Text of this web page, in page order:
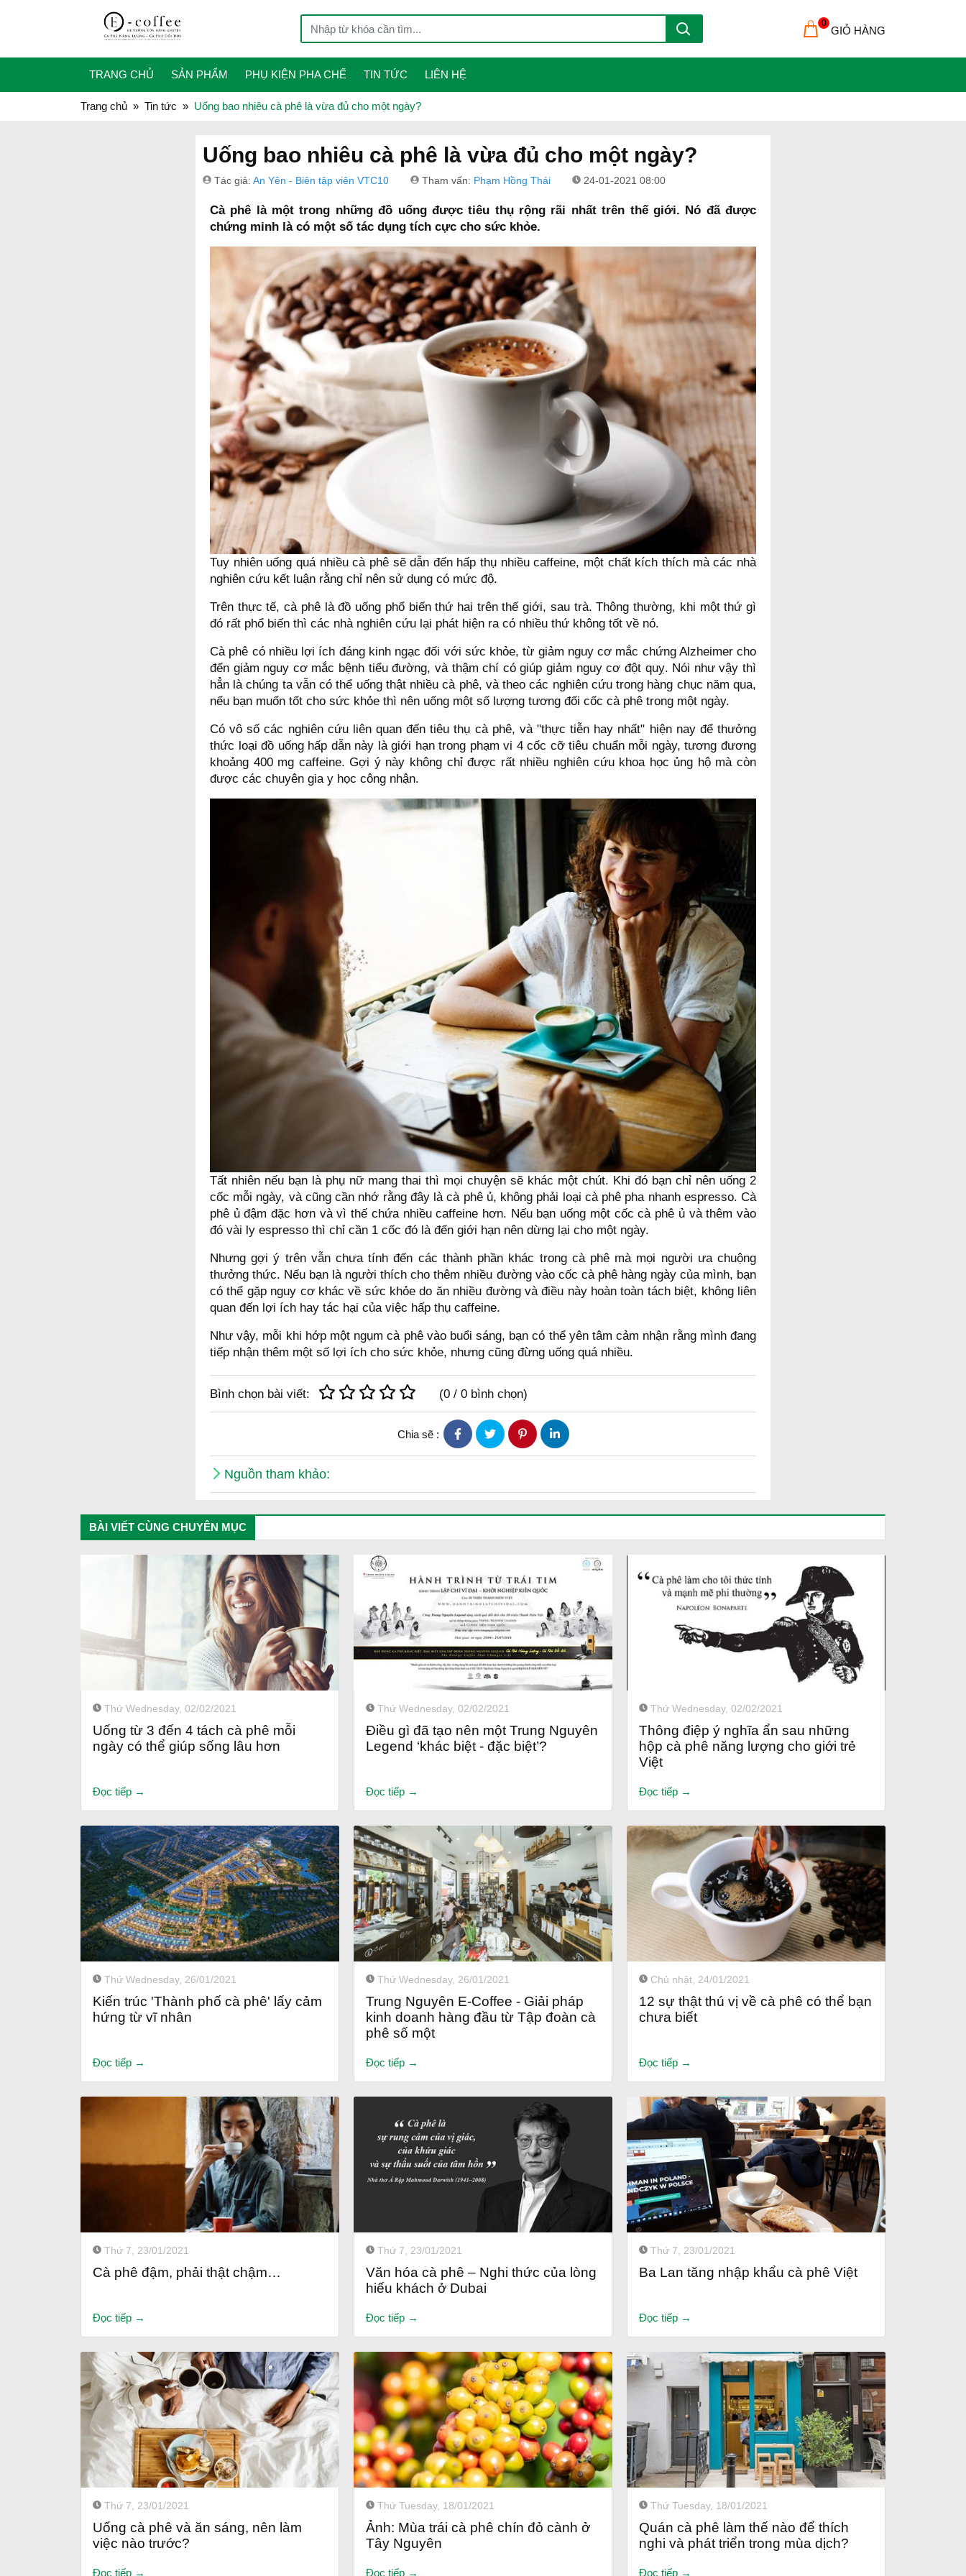
0
GIỎ HÀNG
TRANG CHỦ SẢN PHẨM PHỤ KIỆN PHA CHẾ TIN TỨC LIÊN HỆ
Trang chủ Tin tức Uống bao nhiêu cà phê là vừa đủ cho một ngày?
Uống bao nhiêu cà phê là vừa đủ cho một ngày?
Tác giả: An Yên - Biên tập viên VTC10 Tham vấn: Phạm Hồng Thái 24-01-2021 08:00
Cà phê là một trong những đồ uống được tiêu thụ rộng rãi nhất trên thế giới. Nó đã được
chứng minh là có một số tác dụng tích cực cho sức khỏe.
Tuy nhiên uống quá nhiều cà phê sẽ dẫn đến hấp thụ nhiều caffeine, một chất kích thích mà các nhà
nghiên cứu kết luận rằng chỉ nên sử dụng có mức độ.
Trên thực tế, cà phê là đồ uống phổ biến thứ hai trên thế giới, sau trà. Thông thường, khi một thứ gì
đó rất phổ biến thì các nhà nghiên cứu lại phát hiện ra có nhiều thứ không tốt về nó.
Cà phê có nhiều lợi ích đáng kinh ngạc đối với sức khỏe, từ giảm nguy cơ mắc chứng Alzheimer cho
đến giảm nguy cơ mắc bệnh tiểu đường, và thậm chí có giúp giảm nguy cơ đột quỵ. Nói như vậy thì
hẳn là chúng ta vẫn có thể uống thật nhiều cà phê, và theo các nghiên cứu trong hàng chục năm qua,
nếu bạn muốn tốt cho sức khỏe thì nên uống một số lượng tương đối cốc cà phê trong một ngày.
Có vô số các nghiên cứu liên quan đến tiêu thụ cà phê, và "thực tiễn hay nhất" hiện nay để thưởng
thức loại đồ uống hấp dẫn này là giới hạn trong phạm vi 4 cốc cỡ tiêu chuẩn mỗi ngày, tương đương
khoảng 400 mg caffeine. Gợi ý này không chỉ được rất nhiều nghiên cứu khoa học ủng hộ mà còn
được các chuyên gia y học công nhận.
Tất nhiên nếu bạn là phụ nữ mang thai thì mọi chuyện sẽ khác một chút. Khi đó bạn chỉ nên uống 2
cốc mỗi ngày, và cũng cần nhớ rằng đây là cà phê ủ, không phải loại cà phê pha nhanh espresso. Cà
phê ủ đậm đặc hơn và vì thế chứa nhiều caffeine hơn. Nếu bạn uống một cốc cà phê ủ và thêm vào
đó vài ly espresso thì chỉ cần 1 cốc đó là đến giới hạn nên dừng lại cho một ngày.
Nhưng gợi ý trên vẫn chưa tính đến các thành phần khác trong cà phê mà mọi người ưa chuộng
thưởng thức. Nếu bạn là người thích cho thêm nhiều đường vào cốc cà phê hàng ngày của mình, bạn
có thể gặp nguy cơ khác về sức khỏe do ăn nhiều đường và điều này hoàn toàn tách biệt, không liên
quan đến lợi ích hay tác hại của việc hấp thụ caffeine.
Như vậy, mỗi khi hớp một ngụm cà phê vào buổi sáng, bạn có thể yên tâm cảm nhận rằng mình đang
tiếp nhận thêm một số lợi ích cho sức khỏe, nhưng cũng đừng uống quá nhiều.
Bình chọn bài viết: (0 / 0 bình chọn)
Chia sẽ :
Nguồn tham khảo:
BÀI VIẾT CÙNG CHUYÊN MỤC
Thứ Wednesday, 02/02/2021
Uống từ 3 đến 4 tách cà phê mỗi
ngày có thể giúp sống lâu hơn
Đọc tiếp →
Thứ Wednesday, 02/02/2021
Điều gì đã tạo nên một Trung Nguyên
Legend ‘khác biệt - đặc biệt’?
Đọc tiếp →
Thứ Wednesday, 02/02/2021
Thông điệp ý nghĩa ẩn sau những
hộp cà phê năng lượng cho giới trẻ
Việt
Đọc tiếp →
Thứ Wednesday, 26/01/2021
Kiến trúc 'Thành phố cà phê' lấy cảm
hứng từ vĩ nhân
Đọc tiếp →
Thứ Wednesday, 26/01/2021
Trung Nguyên E-Coffee - Giải pháp
kinh doanh hàng đầu từ Tập đoàn cà
phê số một
Đọc tiếp →
Chủ nhật, 24/01/2021
12 sự thật thú vị về cà phê có thể bạn
chưa biết
Đọc tiếp →
Thứ 7, 23/01/2021
Cà phê đậm, phải thật chậm…
Đọc tiếp →
Thứ 7, 23/01/2021
Văn hóa cà phê – Nghi thức của lòng
hiếu khách ở Dubai
Đọc tiếp →
Thứ 7, 23/01/2021
Ba Lan tăng nhập khẩu cà phê Việt
Đọc tiếp →
Thứ 7, 23/01/2021
Uống cà phê và ăn sáng, nên làm
việc nào trước?
Đọc tiếp →
Thứ Tuesday, 18/01/2021
Ảnh: Mùa trái cà phê chín đỏ cành ở
Tây Nguyên
Đọc tiếp →
Thứ Tuesday, 18/01/2021
Quán cà phê làm thế nào để thích
nghi và phát triển trong mùa dịch?
Đọc tiếp →